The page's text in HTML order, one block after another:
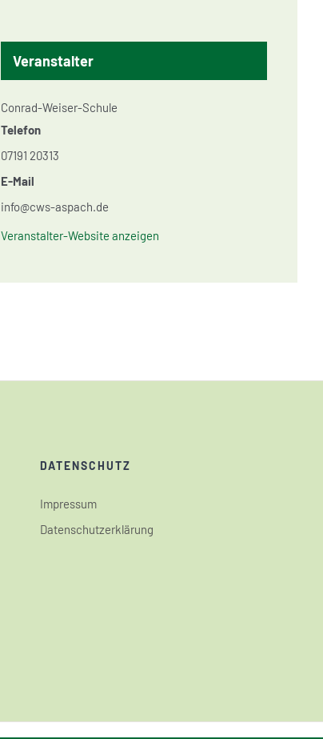
Veranstalter
Conrad-Weiser-Schule
Telefon
07191 20313
E-Mail
info@cws-aspach.de
Veranstalter-Website anzeigen
DATENSCHUTZ
Impressum
Datenschutzerklärung